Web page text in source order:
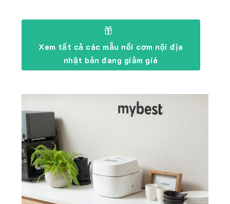
Xem tất cả các mẫu nồi cơm nội địa
nhật bản đang giảm giá